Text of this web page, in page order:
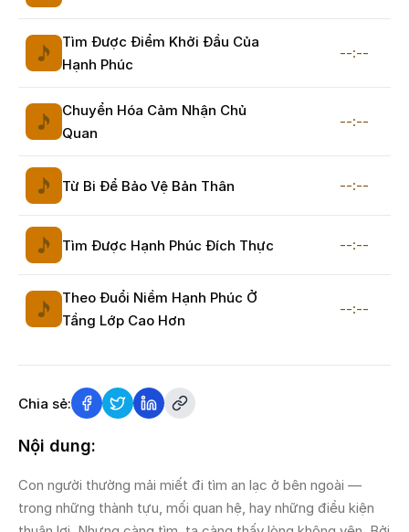
Tìm Được Điểm Khởi Đầu Của
Hạnh Phúc
--:--
Chuyển Hóa Cảm Nhận Chủ
Quan
--:--
Từ Bi Để Bảo Vệ Bản Thân --:--
Tìm Được Hạnh Phúc Đích Thực --:--
Theo Đuổi Niềm Hạnh Phúc Ở
Tầng Lớp Cao Hơn
--:--
Chia sẻ:
Nội dung:
Con người thường mải miết đi tìm an lạc ở bên ngoài —
trong những thành tựu, mối quan hệ, hay những điều kiện